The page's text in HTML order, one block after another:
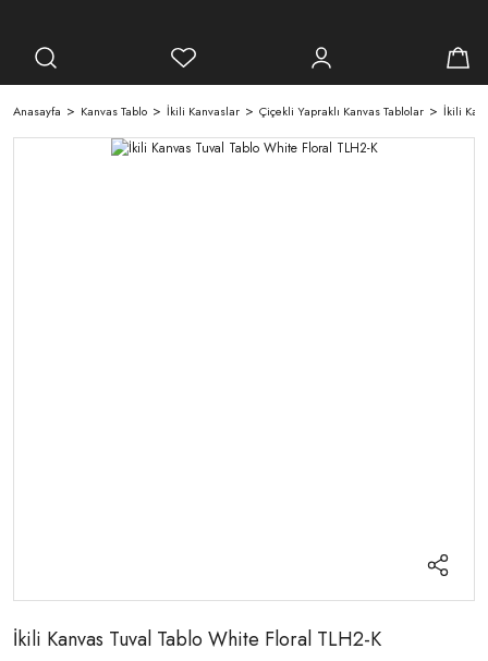
Anasayfa Kanvas Tablo İkili Kanvaslar Çiçekli Yapraklı Kanvas Tablolar İkili
İkili Kanvas Tuval Tablo White Floral TLH2-K